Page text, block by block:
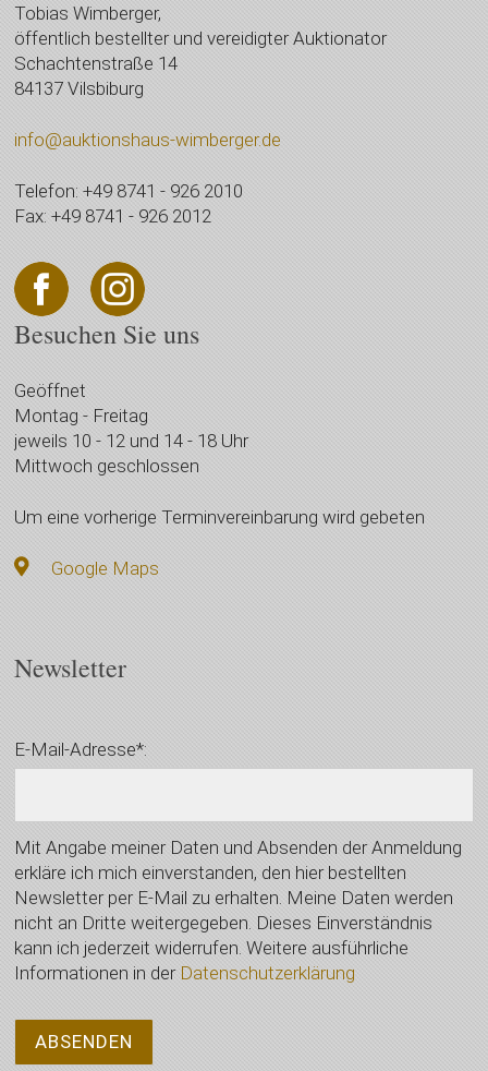
Tobias Wimberger,
öffentlich bestellter und vereidigter Auktionator
Schachtenstraße 14
84137 Vilsbiburg
info@auktionshaus-wimberger.de
Telefon: +49 8741 - 926 2010
Fax: +49 8741 - 926 2012
Besuchen Sie uns
Geöffnet
Montag - Freitag
jeweils 10 - 12 und 14 - 18 Uhr
Mittwoch geschlossen
Um eine vorherige Terminvereinbarung wird gebeten
Google Maps
Newsletter
E-Mail-Adresse*:
Mit Angabe meiner Daten und Absenden der Anmeldung
erkläre ich mich einverstanden, den hier bestellten
Newsletter per E-Mail zu erhalten. Meine Daten werden
nicht an Dritte weitergegeben. Dieses Einverständnis
kann ich jederzeit widerrufen. Weitere ausführliche
Informationen in der Datenschutzerklärung